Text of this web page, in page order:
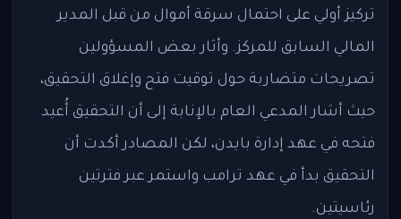
تركيز أولي على احتمال سرقة أموال من قبل المدير
المالي السابق للمركز. وأثار بعض المسؤولين
تصريحات متضاربة حول توقيت فتح وإغلاق التحقيق،
حيث أشار المدعي العام بالإنابة إلى أن التحقيق أُعيد
فتحه في عهد إدارة بايدن، لكن المصادر أكدت أن
التحقيق بدأ في عهد ترامب واستمر عبر فترتين
رئاسيتين.